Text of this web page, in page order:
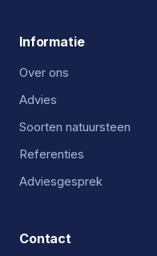
Informatie
Over ons
Advies
Soorten natuursteen
Referenties
Adviesgesprek
Contact